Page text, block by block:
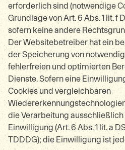
erforderlich sind (notwendige
Grundlage von Art. 6 Abs. 1 lit. f
sofern keine andere
Der Websitebetreiber hat ein
der Speicherung von
fehlerfreien und optimierten
Dienste. Sofern eine
Cookies und vergleichbaren
die Verarbeitung
Einwilligung (Art. 6 Abs. 1 lit. a
TDDDG); die Einwilligung ist